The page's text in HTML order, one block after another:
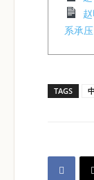
系承压
TAGS